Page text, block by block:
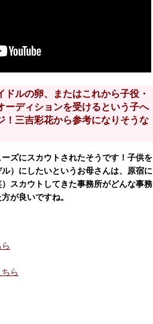
ルの卵、またはこれから子役・
ーディションを受けるという子へ
！三吉彩花から参考になりそうな
ズにスカウトされたそうです！子供を
）にしたいというお母さんは、原宿に
スカウトしてきた事務所がどんな事務
が良いですね。
ら